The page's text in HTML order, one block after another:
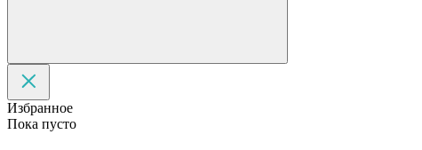
Избранное
Пока пусто